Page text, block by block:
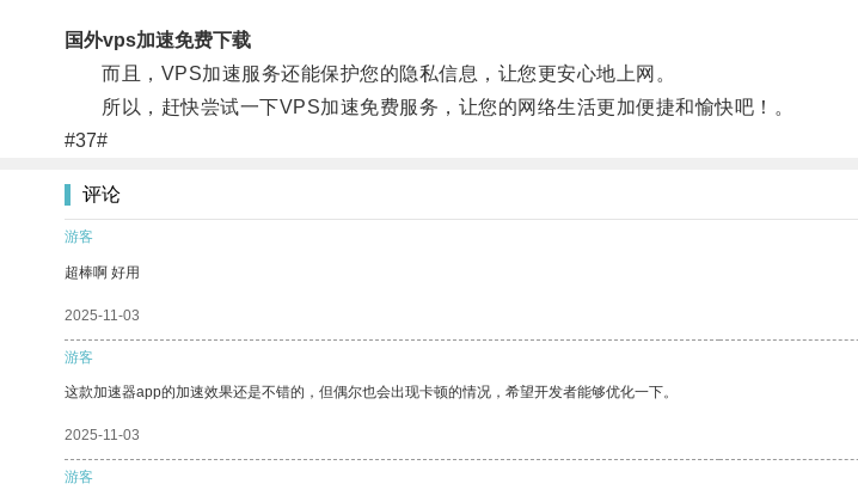
国外vps加速免费下载
而且，VPS加速服务还能保护您的隐私信息，让您更安心地上网。
所以，赶快尝试一下VPS加速免费服务，让您的网络生活更加便捷和愉快吧！。
#37#
评论
游客
超棒啊 好用
2025-11-03
游客
这款加速器app的加速效果还是不错的，但偶尔也会出现卡顿的情况，希望开发者能够优化一下。
2025-11-03
游客